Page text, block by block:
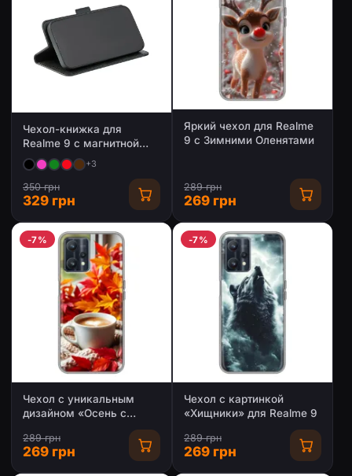
Чехол-книжка для
Realme 9 с магнитной
застежкой
+3
350 грн
329 грн
Яркий чехол для Realme
9 с Зимними Оленятами
289 грн
269 грн
-7%
Чехол с уникальным
дизайном «Осень с
289 грн
269 грн
-7%
Чехол с картинкой
«Хищники» для Realme 9
289 грн
269 грн